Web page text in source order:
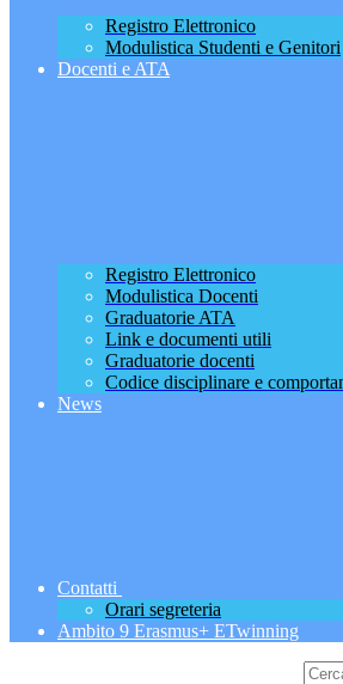
Registro Elettronico
Modulistica Studenti e Genitori
Docenti e ATA
Registro Elettronico
Modulistica Docenti
Graduatorie ATA
Link e documenti utili
Graduatorie docenti
Codice disciplinare e
News
Contatti
Orari segreteria
Ambito 9 Erasmus+ ETwinning